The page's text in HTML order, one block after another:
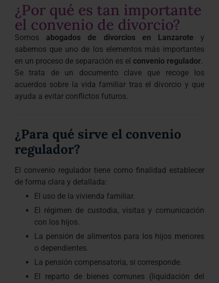
¿Por qué es tan importante
el convenio de divorcio?
Somos abogados de divorcios en Lanzarote y
sabemos que uno de los elementos más importantes
en un proceso de separación es el convenio regulador.
Se trata de un documento clave que recoge los
acuerdos sobre la vida familiar tras el divorcio y que
ayuda a evitar conflictos futuros.
¿Para qué sirve el convenio
regulador?
El convenio regulador tiene como finalidad establecer
de forma clara y detallada:
El uso de la vivienda familiar.
El régimen de custodia, visitas y comunicación
con los hijos.
La pensión de alimentos para los hijos menores
o dependientes.
La pensión compensatoria, si corresponde.
El reparto de bienes comunes (liquidación del